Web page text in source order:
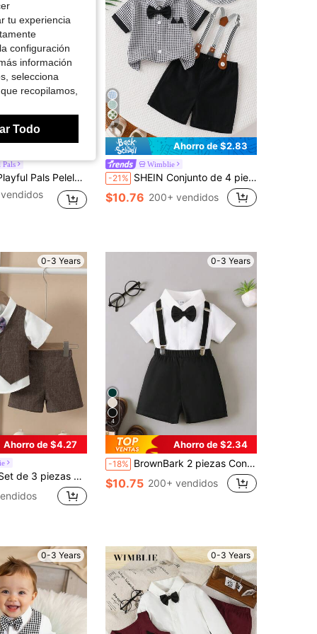
Ahorro de $2.40
de triángulos blanco y negro, diseño de pajarita negra con cuello de camisa, tirantes con pantalones cortos en color azul marino, estilo caballero
8
Ahorro de $2.83
Wimblie
-21% SHEIN Conjunto de 4 piezas de ropa para bebé niño con camisa y pantalones cortos a cuadros blanco y negro, sombrero y pajarita, traje de caballero para bebé y niño pequeño, para cumpleaños, boda y fiesta
$10.76 200+ vendidos
0-3 Years
Ahorro de $4.27
claro con un detalle decorativo de botón, combinado con una pequeña pajarita multicolor. Los pantalones cortos también son de color gris claro, a juego con el chaleco. Adecuado para ocasiones infantiles como bodas pequeñas, conciertos infantiles, etc.
0-3 Years
4
Ahorro de $2.34
-18% BrownBark 2 piezas Conjunto de ropa para niño, Estilo Caballero - Camisa de manga corta casual con decoración de corbata de moño y pantalones cortos tipo babero, Adecuado para fiesta de cumpleaños, ocasión formal, boda, bautizo, celebración del 1er cumpleaños, uso diario
$10.75 200+ vendidos
0-3 Years 0-3 Years
tu experiencia
configuración
información
selecciona
recopilamos,
Todo